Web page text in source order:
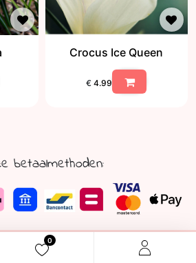
0
Crocus Ice Queen
€4.99
betaalmethoden: